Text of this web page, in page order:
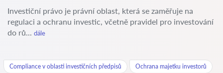
Investiční právo je právní oblast, která se zaměřuje na
regulaci a ochranu investic, včetně pravidel pro investování
do rů... dále
Compliance v oblasti investičních předpisů Ochrana majetku investorů